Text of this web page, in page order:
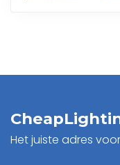
Het juiste adres